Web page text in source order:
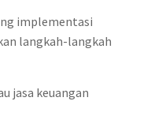
implementasi
langkah-langkah
jasa keuangan